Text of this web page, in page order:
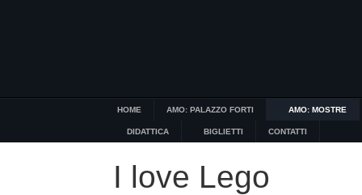
HOME AMO: PALAZZO FORTI AMO: MOSTRE
DIDATTICA BIGLIETTI CONTATTI
I love Lego